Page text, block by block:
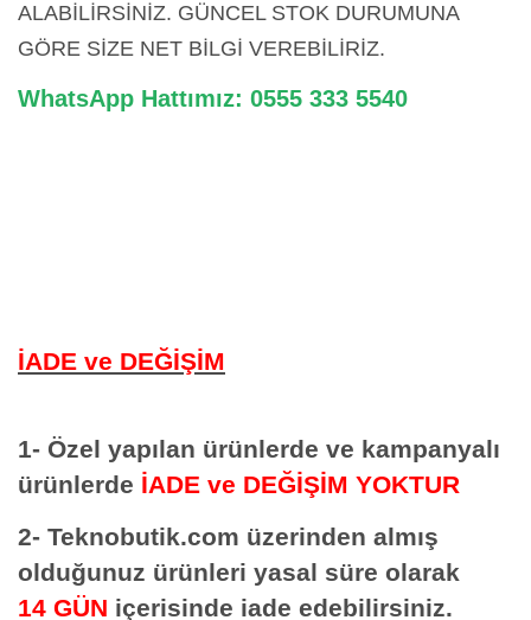
ALABİLİRSİNİZ. GÜNCEL STOK DURUMUNA
GÖRE SİZE NET BİLGİ VEREBİLİRİZ.
WhatsApp Hattımız: 0555 333 5540
İADE ve DEĞİŞİM
1- Özel yapılan ürünlerde ve kampanyalı
ürünlerde İADE ve DEĞİŞİM YOKTUR
2- Teknobutik.com üzerinden almış
olduğunuz ürünleri yasal süre olarak
14 GÜN içerisinde iade edebilirsiniz.